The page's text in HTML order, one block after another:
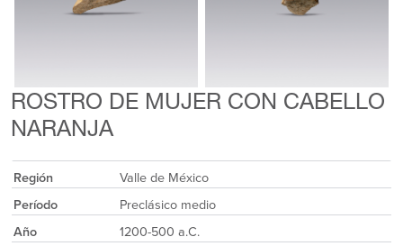
ROSTRO DE MUJER CON CABELLO
NARANJA
Región
Valle de México
Período
Preclásico medio
Año
1200-500 a.C.